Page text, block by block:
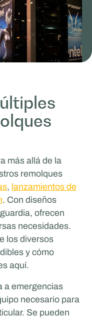
más allá de la
remolques
, lanzamientos de
. Con diseños
ofrecen
necesidades.
los diversos
y cómo
aquí.
a emergencias
necesario para
Se pueden